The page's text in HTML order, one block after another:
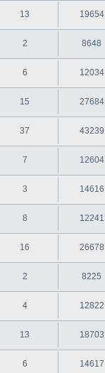
13 19654
2 8648
6 12034
15 27684
37 43239
7 12604
3 14616
8 12241
16 26678
2 8225
4 12822
13 18703
6 14617